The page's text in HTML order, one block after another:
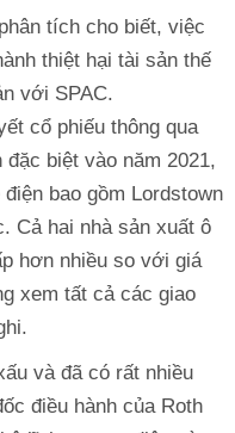
tích cho biết, việc
thiệt hại tài sản thế
với SPAC.
cổ phiếu thông qua
biệt vào năm 2021,
bao gồm Lordstown
Cả hai nhà sản xuất ô
hơn nhiều so với giá
xem tất cả các giao
và đã có rất nhiều
điều hành của Roth